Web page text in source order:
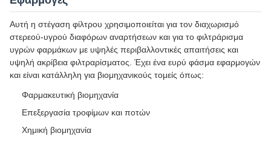
Αυτή η στέγαση φίλτρου χρησιμοποιείται για τον διαχωρισμό
στερεού-υγρού διαφόρων αναρτήσεων και για το φιλτράρισμα
υγρών φαρμάκων με υψηλές περιβαλλοντικές απαιτήσεις και
υψηλή ακρίβεια φιλτραρίσματος. Έχει ένα ευρύ φάσμα εφαρμογών
και είναι κατάλληλη για βιομηχανικούς τομείς όπως:
Φαρμακευτική βιομηχανία
Επεξεργασία τροφίμων και ποτών
Χημική βιομηχανία